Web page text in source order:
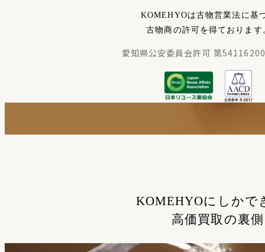
KOMEHYOは古物営業法に基
古物商の許可を得ております
愛知県公安委員会許可 第
KOMEHYOにしかで
高価買取の裏側